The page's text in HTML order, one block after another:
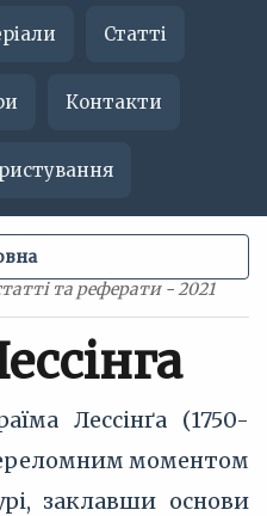
Статті
Контакти
та реферати - 2021
Лессінґа (1750-
моментом
заклавши основи